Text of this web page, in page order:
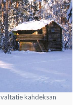
kahdeksan